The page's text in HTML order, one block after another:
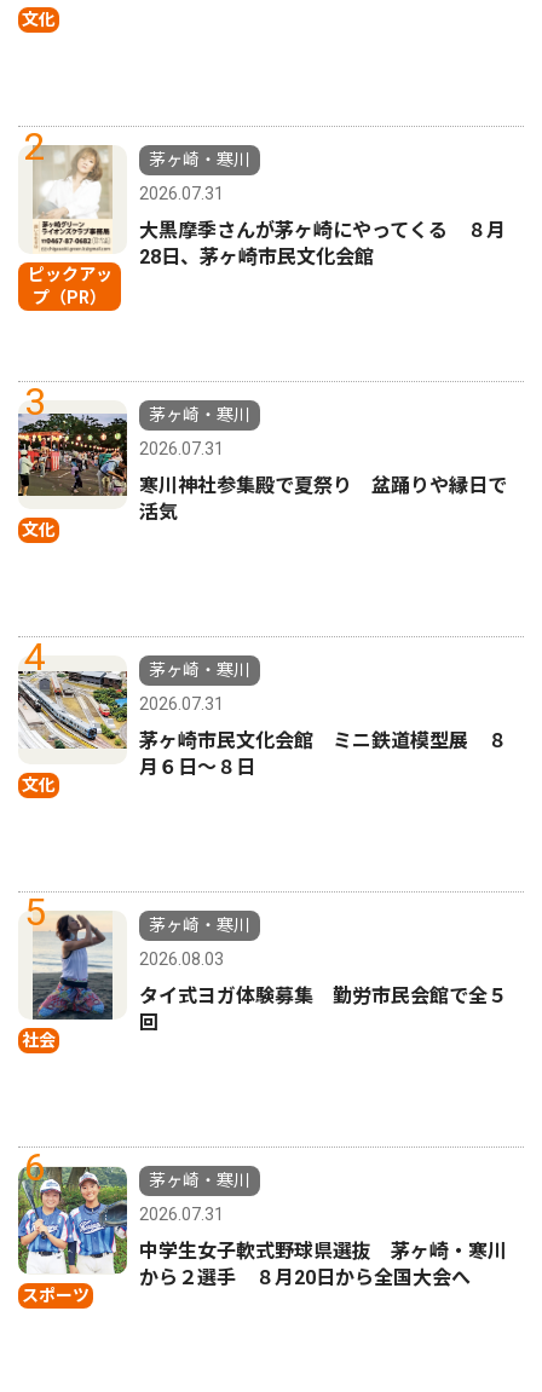
文化
2
ピックアッ
プ（PR）
茅ヶ崎・寒川
2026.07.31
大黒摩季さんが茅ヶ崎にやってくる ８月
28日、茅ヶ崎市民文化会館
3
文化
茅ヶ崎・寒川
2026.07.31
寒川神社参集殿で夏祭り 盆踊りや縁日で
活気
4
文化
茅ヶ崎・寒川
2026.07.31
茅ヶ崎市民文化会館 ミニ鉄道模型展 ８
月６日〜８日
5
社会
茅ヶ崎・寒川
2026.08.03
タイ式ヨガ体験募集 勤労市民会館で全５
回
6
スポーツ
茅ヶ崎・寒川
2026.07.31
中学生女子軟式野球県選抜 茅ヶ崎・寒川
から２選手 ８月20日から全国大会へ